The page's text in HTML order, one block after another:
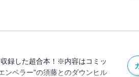
収録した超合本！※内容はコミッ
ンペラー”の須藤とのダウンヒル